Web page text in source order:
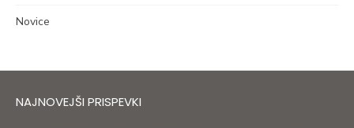
Novice
NAJNOVEJŠI PRISPEVKI